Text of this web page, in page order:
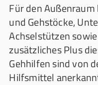
Für den
und Gehstöcke,
Achselstützen
zusätzliches Plus
Gehhilfen sind von
Hilfsmittel